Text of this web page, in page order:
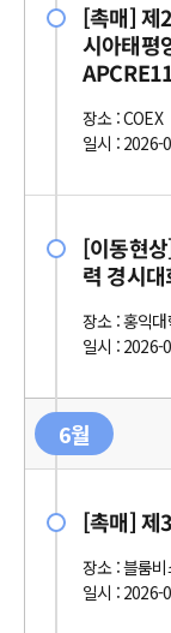
[촉매] 제
시아태평
장소 : COEX
일시 : 2026-
[이동현
력 경시대
장소 : 홍익
일시 : 2026-
6월
[촉매] 제
장소 : 블룸
일시 : 2026-